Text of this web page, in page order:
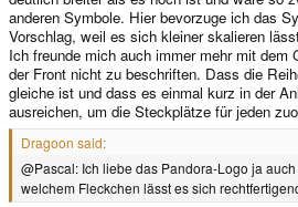
anderen Symbole. Hier bevorzuge ich das
Vorschlag, weil es sich kleiner skalieren
Ich freunde mich auch immer mehr mit dem
der Front nicht zu beschriften. Dass die
gleiche ist und dass es einmal kurz in der
ausreichen, um die Steckplätze für jeden
Dragoon said:
@Pascal: Ich liebe das Pandora-Logo ja
welchem Fleckchen lässt es sich